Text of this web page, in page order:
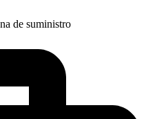
de suministro